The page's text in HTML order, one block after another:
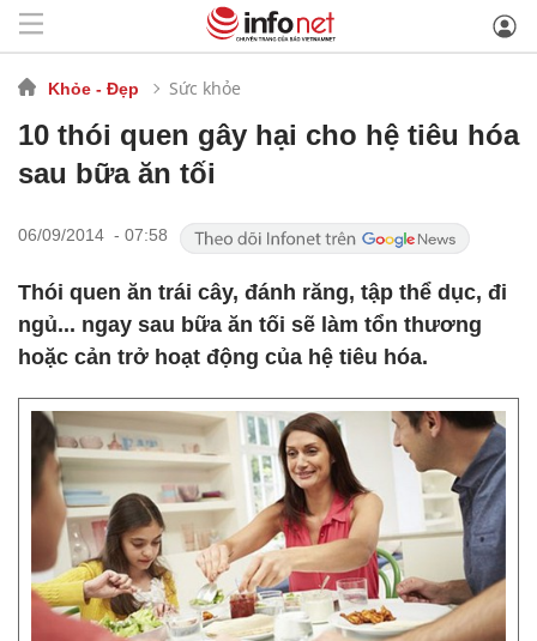
Khỏe - Đẹp Sức khỏe
10 thói quen gây hại cho hệ tiêu hóa
sau bữa ăn tối
06/09/2014 - 07:58
Thói quen ăn trái cây, đánh răng, tập thể dục, đi
ngủ... ngay sau bữa ăn tối sẽ làm tổn thương
hoặc cản trở hoạt động của hệ tiêu hóa.